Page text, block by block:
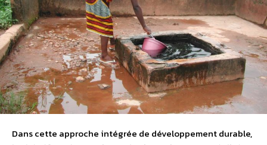
Dans cette approche intégrée de développement durable,